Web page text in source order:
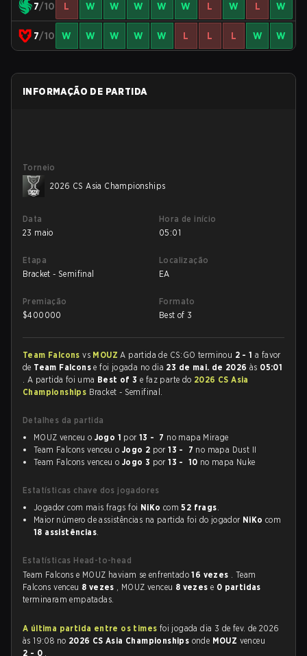
7/10 L W W W W W L W L W
7/10 W W W W W L L L W W
INFORMAÇÃO DE PARTIDA
Torneio
2026 CS Asia Championships
Data
23 maio
Hora de início
05:01
Etapa
Bracket - Semifinal
Localização
EA
Premiação
$400000
Formato
Best of 3
Team Falconsvs MOUZA partida de CS:GO terminou 2 - 1 a favor
de Team Falconse foi jogada no dia 23 de mai. de 2026às 05:01
. A partida foi uma Best of 3 e faz parte do 2026 CS Asia
Championships Bracket - Semifinal.
Detalhes da partida
MOUZ venceu o Jogo 1 por13 - 7 no mapa Mirage
Team Falcons venceu o Jogo 2 por13 - 7 no mapa Dust II
Team Falcons venceu o Jogo 3 por13 - 10 no mapa Nuke
Estatísticas chave dos jogadores
Jogador com mais frags foi NiKo com52 frags.
Maior número de assistências na partida foi do jogador NiKo com
18 assistências.
Estatísticas Head-to-head
Team Falcons e MOUZ haviam se enfrentado16 vezes . Team
Falcons venceu 8 vezes , MOUZ venceu 8 vezese 0 partidas
terminaram empatadas.
A última partida entre os times foi jogada dia 3 de fev. de 2026
às 19:08 no 2026 CS Asia Championships onde MOUZ venceu
2 - 0 .